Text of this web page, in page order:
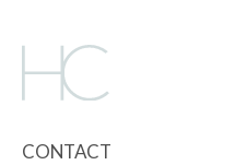
CONTACT